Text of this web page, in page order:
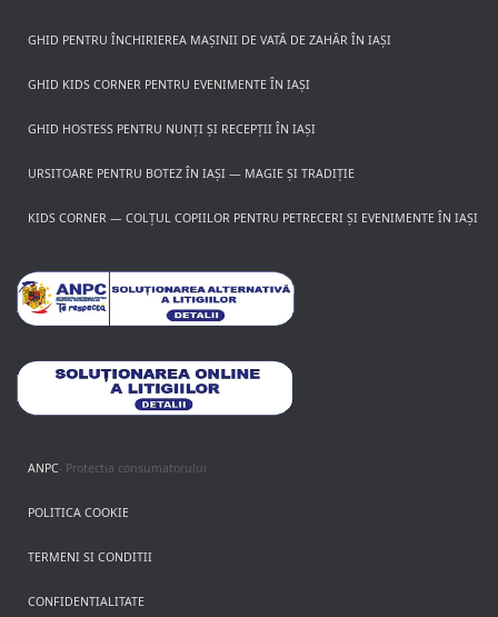
GHID PENTRU ÎNCHIRIEREA MAȘINII DE VATĂ DE ZAHĂR ÎN IAȘI
GHID KIDS CORNER PENTRU EVENIMENTE ÎN IAȘI
GHID HOSTESS PENTRU NUNȚI ȘI RECEPȚII ÎN IAȘI
URSITOARE PENTRU BOTEZ ÎN IAȘI — MAGIE ȘI TRADIȚIE
KIDS CORNER — COLȚUL COPIILOR PENTRU PETRECERI ȘI EVENIMENTE ÎN IAȘI
ANPC- Protectia consumatorului
POLITICA COOKIE
TERMENI SI CONDITII
CONFIDENTIALITATE